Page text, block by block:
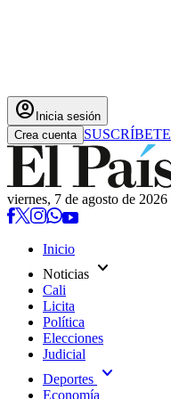
account_circle Inicia sesión
Crea cuenta SUSCRÍBETE
viernes, 7 de agosto de 2026
Inicio
Noticias expand_more
Cali
Licita
Política
Elecciones
Judicial
Deportes expand_more
Economía